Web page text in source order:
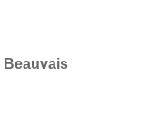
Beauvais